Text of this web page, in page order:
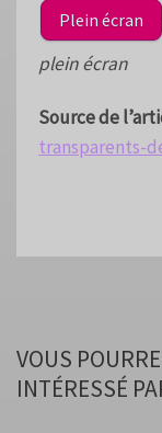
Plein écran
plein écran
Source de
transparents-
VOUS
INTÉRESSÉ